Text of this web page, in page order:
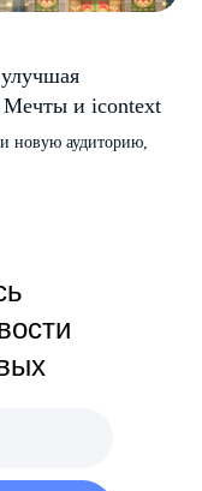
Мечты и icontext
новую аудиторию,